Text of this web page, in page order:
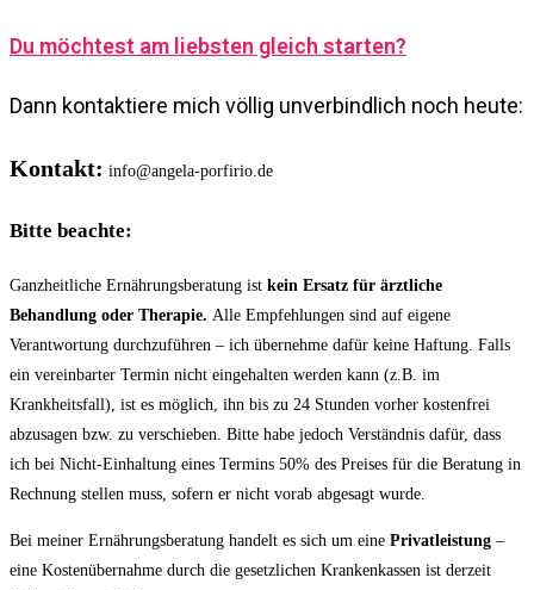
Du möchtest am liebsten gleich starten?
Dann kontaktiere mich völlig unverbindlich noch heute:
Kontakt: info@angela-porfirio.de
Bitte beachte:
Ganzheitliche Ernährungsberatung ist kein Ersatz für ärztliche
Behandlung oder Therapie. Alle Empfehlungen sind auf eigene
Verantwortung durchzuführen – ich übernehme dafür keine Haftung. Falls
ein vereinbarter Termin nicht eingehalten werden kann (z.B. im
Krankheitsfall), ist es möglich, ihn bis zu 24 Stunden vorher kostenfrei
abzusagen bzw. zu verschieben. Bitte habe jedoch Verständnis dafür, dass
ich bei Nicht-Einhaltung eines Termins 50% des Preises für die Beratung in
Rechnung stellen muss, sofern er nicht vorab abgesagt wurde.
Bei meiner Ernährungsberatung handelt es sich um eine Privatleistung –
eine Kostenübernahme durch die gesetzlichen Krankenkassen ist derzeit